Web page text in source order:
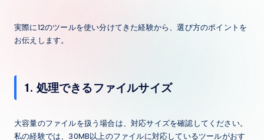
実際に12のツールを使い分けてきた経験から、選び方のポイントを
お伝えします。
1. 処理できるファイルサイズ
大容量のファイルを扱う場合は、対応サイズを確認してください。
私の経験では、30MB以上のファイルに対応しているツールがおす